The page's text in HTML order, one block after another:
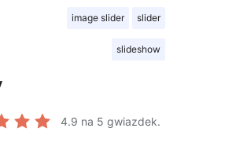
image slider slider
slideshow
4.9 na 5 gwiazdek.